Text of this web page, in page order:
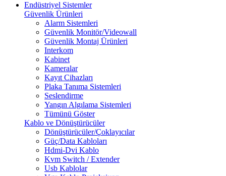
Endüstriyel Sistemler
Güvenlik Ürünleri
Alarm Sistemleri
Güvenlik Monitör/Videowall
Güvenlik Montaj Ürünleri
Interkom
Kabinet
Kameralar
Kayıt Cihazları
Plaka Tanıma Sistemleri
Seslendirme
Yangın Algılama Sistemleri
Tümünü Göster
Kablo ve Dönüştürücüler
Dönüştürücüler/Çoklayıcılar
Güç/Data Kabloları
Hdmi-Dvi Kablo
Kvm Switch / Extender
Usb Kablolar